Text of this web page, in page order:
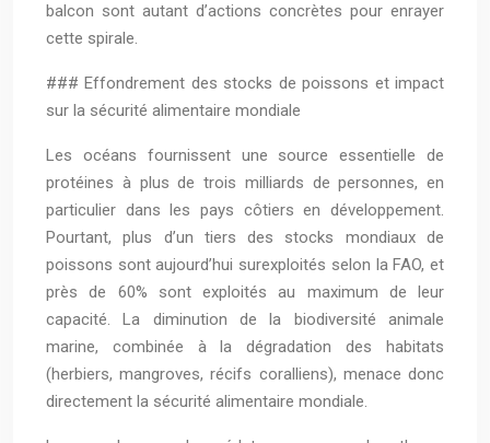
balcon sont autant d’actions concrètes pour enrayer
cette spirale.
### Effondrement des stocks de poissons et impact
sur la sécurité alimentaire mondiale
Les océans fournissent une source essentielle de
protéines à plus de trois milliards de personnes, en
particulier dans les pays côtiers en développement.
Pourtant, plus d’un tiers des stocks mondiaux de
poissons sont aujourd’hui surexploités selon la FAO, et
près de 60% sont exploités au maximum de leur
capacité. La diminution de la biodiversité animale
marine, combinée à la dégradation des habitats
(herbiers, mangroves, récifs coralliens), menace donc
directement la sécurité alimentaire mondiale.